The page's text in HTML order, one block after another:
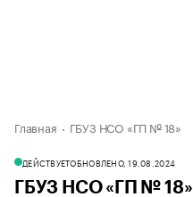
Главная ГБУЗ НСО «ГП № 18»
ДЕЙСТВУЕТОБНОВЛЕНО, 19.08.2024
ГБУЗ НСО «ГП № 18»